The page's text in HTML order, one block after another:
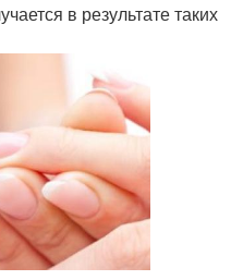
в результате таких